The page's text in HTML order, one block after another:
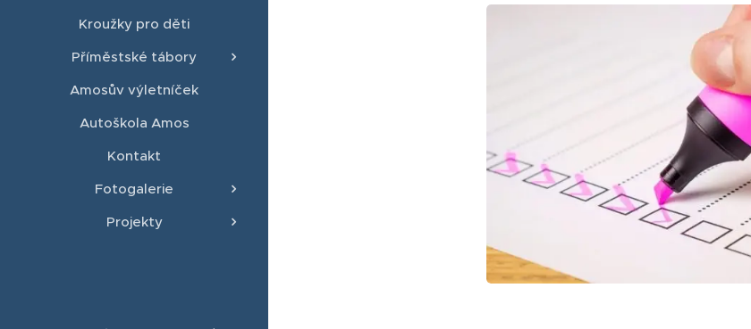
Kroužky pro děti
Příměstské tábory
Amosův výletníček
Autoškola Amos
Kontakt
Fotogalerie
Projekty